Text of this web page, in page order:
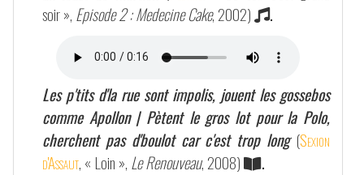
soir », Episode 2 : Medecine Cake, 2002) .
Les p'tits d'la rue sont impolis, jouent les gossebos
comme Apollon | Pètent le gros lot pour la Polo,
cherchent pas d'boulot car c'est trop long (Sexion
d'Assaut, « Loin », Le Renouveau, 2008)
.